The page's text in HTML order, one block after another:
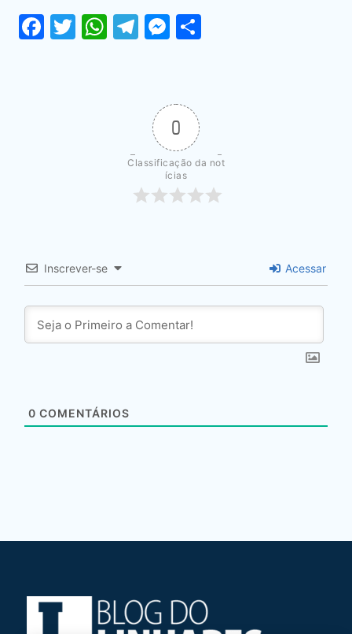
Facebook
Twitter
WhatsApp
Telegram
Messenger
0
Classificação da not
ícias
Inscrever-se Acessar
0 COMENTÁRIOS